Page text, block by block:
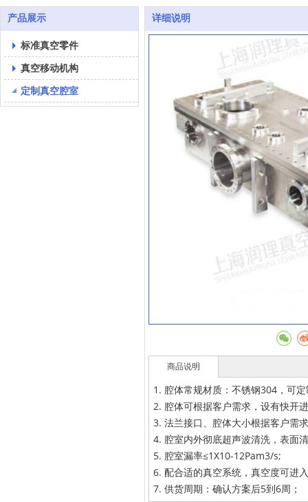
产品展示
标准真空零件
真空移动机构
定制真空腔室
详细说明
商品说明
1. 腔体常规材质：不锈钢304，可
2. 腔体可根据客户需求，设有快开
3. 法兰接口、腔体大小根据客户需
4. 腔室内外彻底超声波清洗，表面
5. 腔室漏率≤1X10-12Pam3/s;
6. 配合适的真空系统，真空度可进
7. 供货周期：确认方案后5到6周；